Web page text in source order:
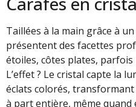
Taillées à la main grâce à
présentent des facettes
étoiles, côtes plates,
L’effet ? Le cristal capte la
éclats colorés,
à part entière, même quand